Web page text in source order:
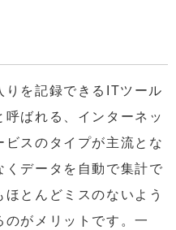
りを記録できるITツール
ばれる、インターネッ
ビスのタイプが主流とな
くデータを自動で集計で
とんどミスのないよう
がメリットです。一